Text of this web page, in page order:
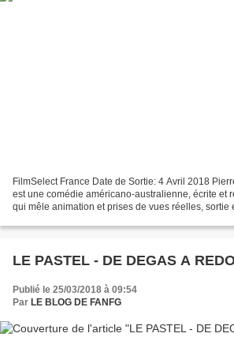
FilmSelect France Date de Sortie: 4 Avril 2018
est une comédie américano-australienne, écrite et
qui mêle animation et prises de vues réelles, sortie
LE PASTEL - DE DEGAS A
Publié le 25/03/2018 à 09:54
Par LE BLOG DE FANFG